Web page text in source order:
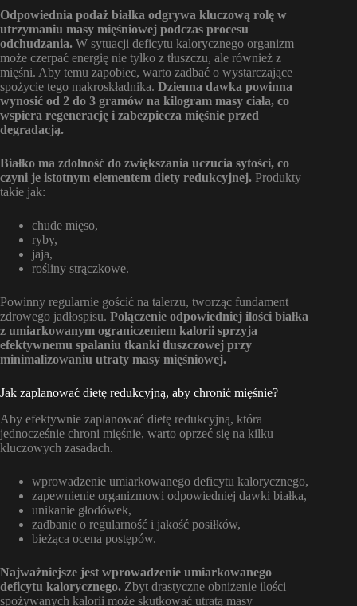
Odpowiednia podaż białka odgrywa kluczową rolę w
utrzymaniu masy mięśniowej podczas procesu
odchudzania. W sytuacji deficytu kalorycznego organizm
może czerpać energię nie tylko z tłuszczu, ale również z
mięśni. Aby temu zapobiec, warto zadbać o wystarczające
spożycie tego makroskładnika. Dzienna dawka powinna
wynosić od 2 do 3 gramów na kilogram masy ciała, co
wspiera regenerację i zabezpiecza mięśnie przed
degradacją.
Białko ma zdolność do zwiększania uczucia sytości, co
czyni je istotnym elementem diety redukcyjnej. Produkty
takie jak:
chude mięso,
ryby,
jaja,
rośliny strączkowe.
Powinny regularnie gościć na talerzu, tworząc fundament
zdrowego jadłospisu. Połączenie odpowiedniej ilości białka
z umiarkowanym ograniczeniem kalorii sprzyja
efektywnemu spalaniu tkanki tłuszczowej przy
minimalizowaniu utraty masy mięśniowej.
Jak zaplanować dietę redukcyjną, aby chronić mięśnie?
Aby efektywnie zaplanować dietę redukcyjną, która
jednocześnie chroni mięśnie, warto oprzeć się na kilku
kluczowych zasadach.
wprowadzenie umiarkowanego deficytu kalorycznego,
zapewnienie organizmowi odpowiedniej dawki białka,
unikanie głodówek,
zadbanie o regularność i jakość posiłków,
bieżąca ocena postępów.
Najważniejsze jest wprowadzenie umiarkowanego
deficytu kalorycznego. Zbyt drastyczne obniżenie ilości
spożywanych kalorii może skutkować utratą masy